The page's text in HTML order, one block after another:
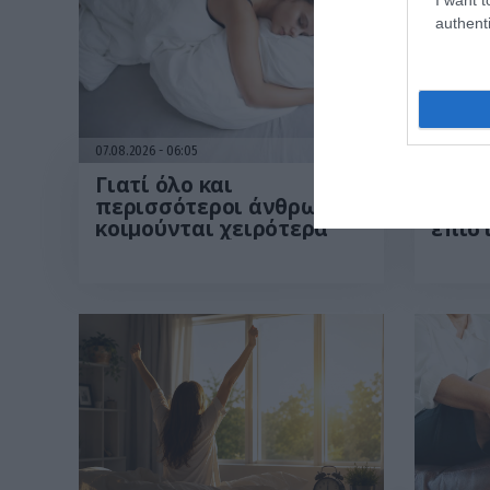
07.08.2026 06:05
Γιατί όλο και
περισσότεροι άνθρωποι
κοιμούνται χειρότερα